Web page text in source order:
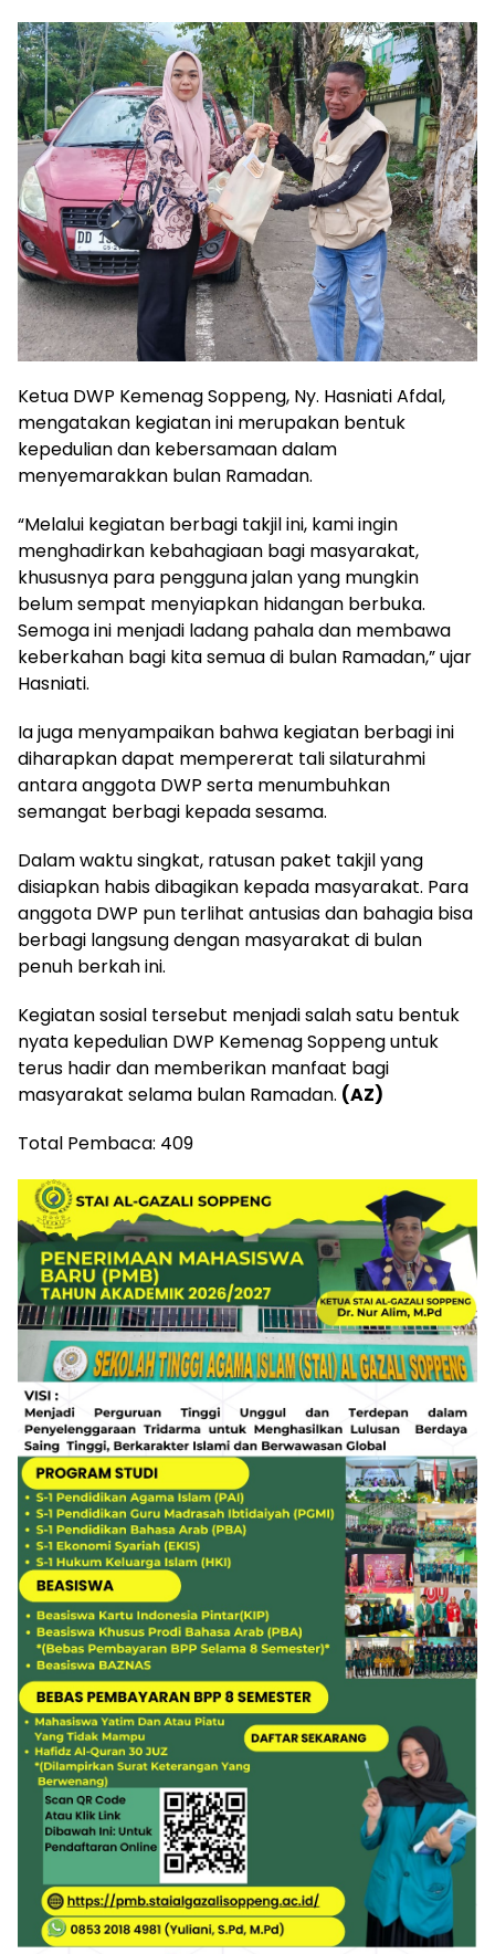
Ketua DWP Kemenag Soppeng, Ny. Hasniati Afdal,
mengatakan kegiatan ini merupakan bentuk
kepedulian dan kebersamaan dalam
menyemarakkan bulan Ramadan.
“Melalui kegiatan berbagi takjil ini, kami ingin
menghadirkan kebahagiaan bagi masyarakat,
khususnya para pengguna jalan yang mungkin
belum sempat menyiapkan hidangan berbuka.
Semoga ini menjadi ladang pahala dan membawa
keberkahan bagi kita semua di bulan Ramadan,” ujar
Hasniati.
Ia juga menyampaikan bahwa kegiatan berbagi ini
diharapkan dapat mempererat tali silaturahmi
antara anggota DWP serta menumbuhkan
semangat berbagi kepada sesama.
Dalam waktu singkat, ratusan paket takjil yang
disiapkan habis dibagikan kepada masyarakat. Para
anggota DWP pun terlihat antusias dan bahagia bisa
berbagi langsung dengan masyarakat di bulan
penuh berkah ini.
Kegiatan sosial tersebut menjadi salah satu bentuk
nyata kepedulian DWP Kemenag Soppeng untuk
terus hadir dan memberikan manfaat bagi
masyarakat selama bulan Ramadan. (AZ)
Total Pembaca: 409